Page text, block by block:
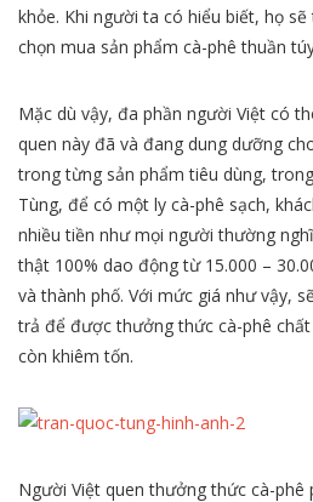
khỏe. Khi người ta có hiểu biết, họ
chọn mua sản phẩm cà-phê thuần
Mặc dù vậy, đa phần người Việt có
quen này đã và đang dung dưỡng
trong từng sản phẩm tiêu dùng,
Tùng, để có một ly cà-phê sạch,
nhiều tiền như mọi người thường
thật 100% dao động từ 15.000 –
và thành phố. Với mức giá như vậy,
trả để được thưởng thức cà-phê
còn khiêm tốn.
Người Việt quen thưởng thức cà-phê